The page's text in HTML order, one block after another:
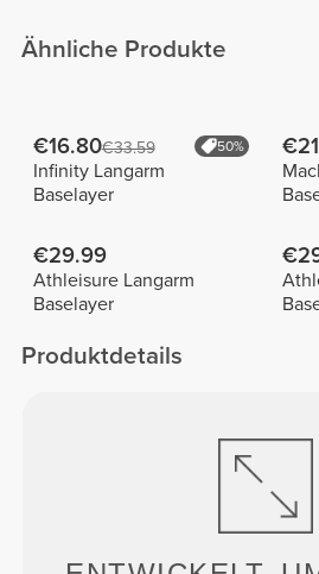
Ähnliche Produkte
€16.80€33.59 50%
Infinity Langarm
Baselayer
€29.99
Athleisure Langarm
Baselayer
Produktdetails